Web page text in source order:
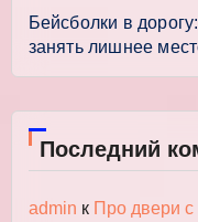
Бейсболки в
занять лишнее
Последний
admin к Про двери